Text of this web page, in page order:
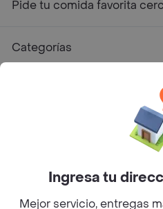
Pide tu comida favorita
Categorías
©2026Rappi Inc.
Ingresa tu
Mejor servicio, entregas